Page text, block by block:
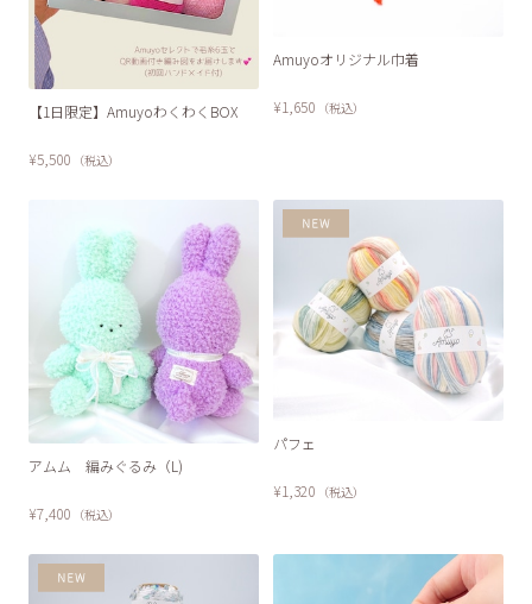
【1日限定】AmuyoわくわくBOX
¥5,500 （税込）
Amuyoオリジナル巾着
¥1,650 （税込）
アムム 編みぐるみ（L)
¥7,400 （税込）
パフェ
¥1,320 （税込）